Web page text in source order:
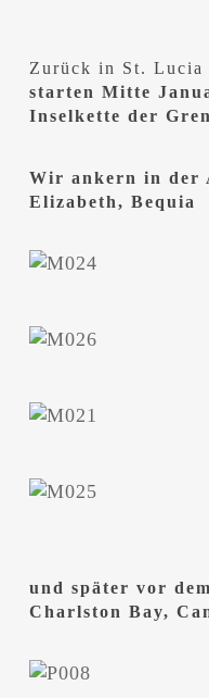
Zurück in St. Lucia
starten Mitte
Inselkette der
Wir ankern in der
Elizabeth, Bequia
und später vor
Charlston Bay,